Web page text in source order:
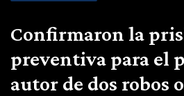
Confirmaron la
preventiva para el
autor de dos robos